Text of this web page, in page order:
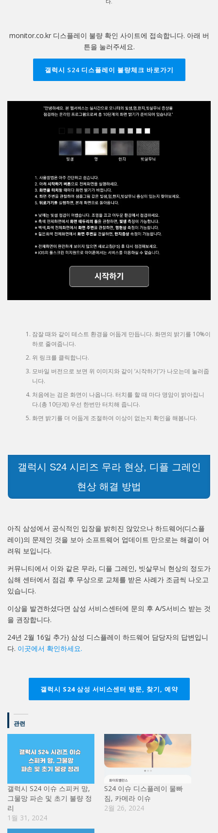
monitor.co.kr 디스플레이 불량 확인 사이트에 접속합니다. 아래 버
튼을 눌러주세요.
갤럭시 S24 디스플레이 불량체크 바로가기
잠잘 때와 같이 테스트 환경을 어둡게 만듭니다. 화면의 밝기를 10%이
하로 줄여줍니다.
위 링크를 클릭합니다.
모바일 버전으로 보면 위 이미지와 같이 ‘시작하기’가 나오는데 눌러줍
니다.
처음에는 검은 화면이 나옵니다. 터치를 할 때 마다 명암이 밝아집니
다.(총 10단계) 우선 한번만 터치해 줍니다.
화면 밝기를 더 어둡게 조절하여 이상이 없는지 확인을 해봅니다.
갤럭시 S24 시리즈 무라 현상, 디플 그레인
현상 해결 방법
아직 삼성에서 공식적인 입장을 밝히진 않았으나 하드웨어(디스플
레이)의 문제인 것을 보아 소프트웨어 업데이트 만으로는 해결이 어
려워 보입니다.
커뮤니티에서 이와 같은 무라, 디플 그레인, 빗살무늬 현상의 정도가
심해 센터에서 점검 후 무상으로 교체를 받은 사례가 조금씩 나오고
있습니다.
이상을 발견하셨다면 삼성 서비스센터에 문의 후 A/S서비스 받는 것
을 권장합니다.
24년 2월 16일 추가) 삼성 디스플레이 하드웨어 담당자의 답변입니
다. 이곳에서 확인하세요.
갤럭시 S24 삼성 서비스센터 방문, 찾기, 예약
관련
갤럭시 S24 이슈 스피커 망,
그물망 파손 및 초기 불량 정
리
1월 31, 2024
S24 이슈 디스플레이 물빠
짐, 카메라 이슈
2월 26, 2024